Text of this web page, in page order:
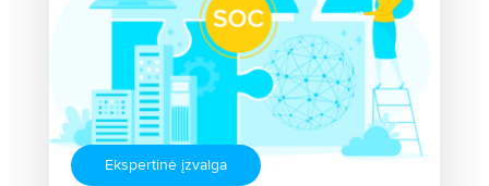
Ekspertinė įžvalga